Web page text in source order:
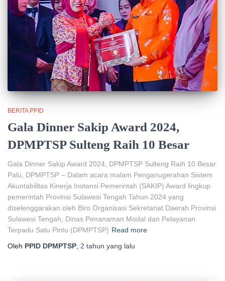
BERITA PPID
Gala Dinner Sakip Award 2024,
DPMPTSP Sulteng Raih 10 Besar
Gala Dinner Sakip Award 2024, DPMPTSP Sulteng Raih 10 Besar
Palu, DPMPTSP – Dalam acara malam Penganugerahan Sistem
Akuntabilitas Kinerja Instansi Pemerintah (SAKIP) Award lingkup
pemerintah Provinsi Sulawesi Tengah Tahun 2024 yang
diselenggarakan oleh Biro Organisasi Sekretariat Daerah Provinsi
Sulawesi Tengah, Dinas Penanaman Modal dan Pelayanan
Terpadu Satu Pintu (DPMPTSP) Read more
Oleh PPID DPMPTSP 2 tahun yang lalu